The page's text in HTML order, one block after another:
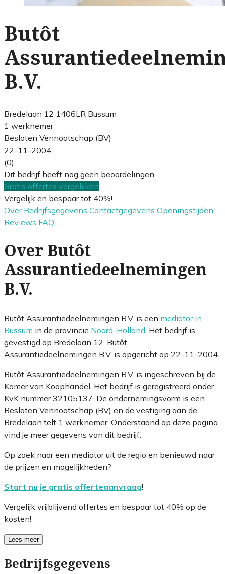
Butôt
B.V.
Bredelaan 12 1406LR Bussum
1 werknemer
Besloten Vennootschap (BV)
22-11-2004
(0)
Dit bedrijf heeft nog geen beoordelingen.
Gratis offertes vergelijken
Vergelijk en bespaar tot 40%!
Over Bedrijfsgegevens Contactgegevens Openingstijden
Reviews FAQ
Over Butôt
Assurantiedeelnemingen
B.V.
Butôt Assurantiedeelnemingen B.V. is een mediator in
Bussum in de provincie Noord-Holland . Het bedrijf is
gevestigd op Bredelaan 12. Butôt
Assurantiedeelnemingen B.V. is opgericht op 22-11-2004.
Butôt Assurantiedeelnemingen B.V. is ingeschreven bij de
Kamer van Koophandel. Het bedrijf is geregistreerd onder
KvK nummer 32105137. De ondernemingsvorm is een
Besloten Vennootschap (BV) en de vestiging aan de
Bredelaan telt 1 werknemer. Onderstaand op deze pagina
vind je meer gegevens van dit bedrijf.
Op zoek naar een mediator uit de regio en benieuwd naar
de prijzen en mogelijkheden?
Start nu je gratis offerteaanvraag!
Vergelijk vrijblijvend offertes en bespaar tot 40% op de
kosten!
Lees meer
Bedrijfsgegevens